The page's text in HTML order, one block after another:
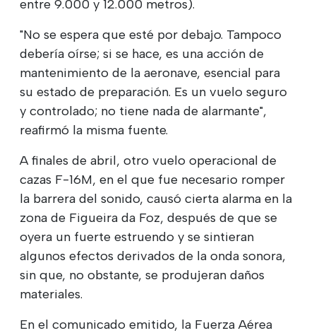
entre 9.000 y 12.000 metros).
"No se espera que esté por debajo. Tampoco
debería oírse; si se hace, es una acción de
mantenimiento de la aeronave, esencial para
su estado de preparación. Es un vuelo seguro
y controlado; no tiene nada de alarmante",
reafirmó la misma fuente.
A finales de abril, otro vuelo operacional de
cazas F-16M, en el que fue necesario romper
la barrera del sonido, causó cierta alarma en la
zona de Figueira da Foz, después de que se
oyera un fuerte estruendo y se sintieran
algunos efectos derivados de la onda sonora,
sin que, no obstante, se produjeran daños
materiales.
En el comunicado emitido, la Fuerza Aérea